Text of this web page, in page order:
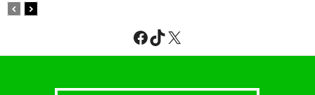
Facebook
TikTok
X